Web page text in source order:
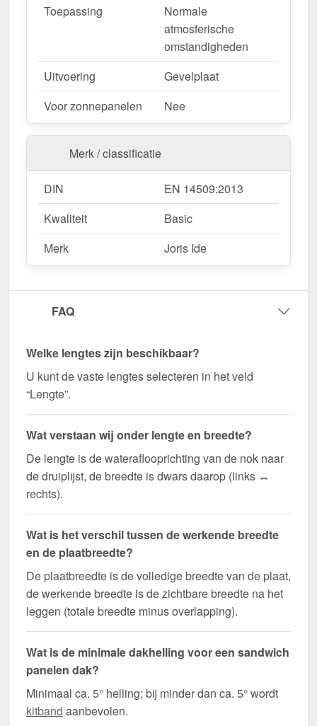
Toepassing
Normale
atmosferische
omstandigheden
Uitvoering
Gevelplaat
Voor zonnepanelen
Nee
Merk / classificatie
DIN
EN 14509:2013
Kwaliteit
Basic
Merk
Joris Ide
FAQ
Welke lengtes zijn beschikbaar?
U kunt de vaste lengtes selecteren in het veld
“Lengte”.
Wat verstaan wij onder lengte en breedte?
De lengte is de wateraflooprichting van de nok naar
de druiplijst, de breedte is dwars daarop (links ↔
rechts).
Wat is het verschil tussen de werkende breedte
en de plaatbreedte?
De plaatbreedte is de volledige breedte van de plaat,
de werkende breedte is de zichtbare breedte na het
leggen (totale breedte minus overlapping).
Wat is de minimale dakhelling voor een sandwich
panelen dak?
Minimaal ca. 5° helling; bij minder dan ca. 5° wordt
kitband aanbevolen.